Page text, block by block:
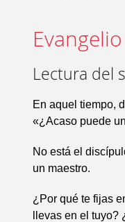
Lectura del
En aquel tiempo,
«¿Acaso puede
No está el
un maestro.
¿Por qué te fijas
llevas en el